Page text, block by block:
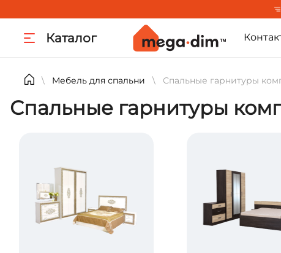
Каталог
\ Мебель для спальни \ Спальные гарнитуры
Спальные гарнитуры